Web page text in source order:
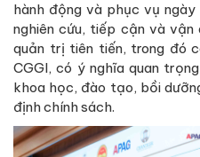
hành động và phục vụ
nghiên cứu, tiếp cận và
quản trị tiên tiến, trong đó
CGGI, có ý nghĩa quan
khoa học, đào tạo, bồi
định chính sách.